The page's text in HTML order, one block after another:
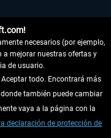
necesarios (por ejemplo,
a mejorar nuestras ofertas y
de usuario.
todo. Encontrará más
también puede cambiar
vaya a la página con la
declaración de protección de